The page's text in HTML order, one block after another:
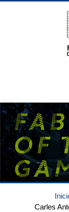
Carles